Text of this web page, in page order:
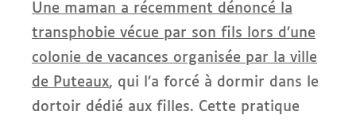
Une maman a récemment dénoncé la
transphobie vécue par son fils lors d’une
colonie de vacances organisée par la ville
de Puteaux, qui l’a forcé à dormir dans le
dortoir dédié aux filles. Cette pratique